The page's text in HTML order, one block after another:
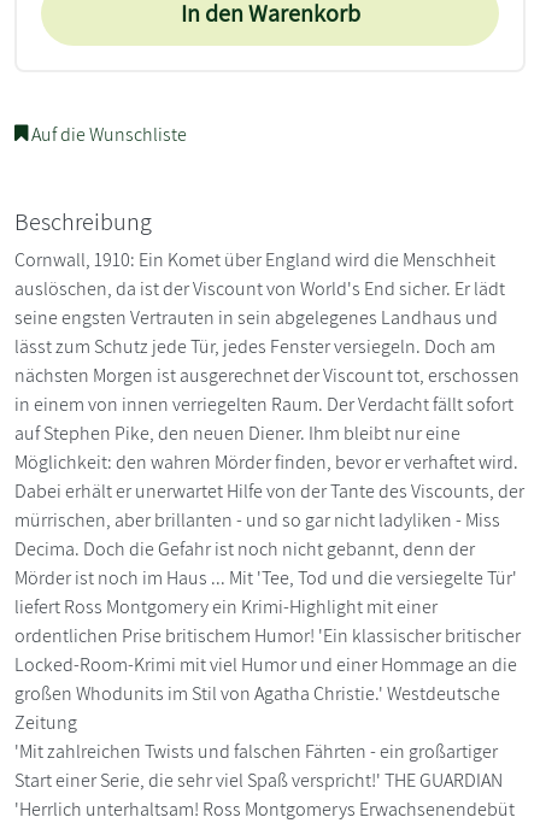
In den Warenkorb
Auf die Wunschliste
Beschreibung
Cornwall, 1910: Ein Komet über England wird die Menschheit
auslöschen, da ist der Viscount von World's End sicher. Er lädt
seine engsten Vertrauten in sein abgelegenes Landhaus und
lässt zum Schutz jede Tür, jedes Fenster versiegeln. Doch am
nächsten Morgen ist ausgerechnet der Viscount tot, erschossen
in einem von innen verriegelten Raum. Der Verdacht fällt sofort
auf Stephen Pike, den neuen Diener. Ihm bleibt nur eine
Möglichkeit: den wahren Mörder finden, bevor er verhaftet wird.
Dabei erhält er unerwartet Hilfe von der Tante des Viscounts, der
mürrischen, aber brillanten - und so gar nicht ladyliken - Miss
Decima. Doch die Gefahr ist noch nicht gebannt, denn der
Mörder ist noch im Haus ... Mit 'Tee, Tod und die versiegelte Tür'
liefert Ross Montgomery ein Krimi-Highlight mit einer
ordentlichen Prise britischem Humor! 'Ein klassischer britischer
Locked-Room-Krimi mit viel Humor und einer Hommage an die
großen Whodunits im Stil von Agatha Christie.' Westdeutsche
Zeitung
'Mit zahlreichen Twists und falschen Fährten - ein großartiger
Start einer Serie, die sehr viel Spaß verspricht!' THE GUARDIAN
'Herrlich unterhaltsam! Ross Montgomerys Erwachsenendebüt